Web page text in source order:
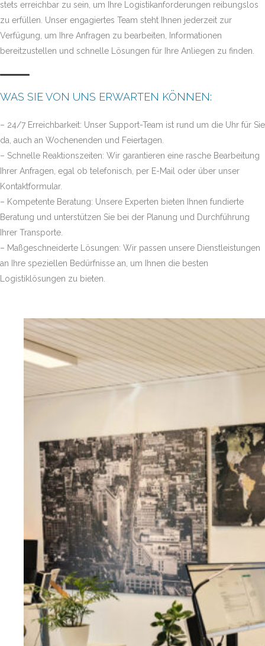
stets erreichbar zu sein, um Ihre Logistikanforderungen reibungslos
zu erfüllen. Unser engagiertes Team steht Ihnen jederzeit zur
Verfügung, um Ihre Anfragen zu bearbeiten, Informationen
bereitzustellen und schnelle Lösungen für Ihre Anliegen zu finden.
WAS SIE VON UNS ERWARTEN KÖNNEN:
– 24/7 Erreichbarkeit: Unser Support-Team ist rund um die Uhr für Sie
da, auch an Wochenenden und Feiertagen.
– Schnelle Reaktionszeiten: Wir garantieren eine rasche Bearbeitung
Ihrer Anfragen, egal ob telefonisch, per E-Mail oder über unser
Kontaktformular.
– Kompetente Beratung: Unsere Experten bieten Ihnen fundierte
Beratung und unterstützen Sie bei der Planung und Durchführung
Ihrer Transporte.
– Maßgeschneiderte Lösungen: Wir passen unsere Dienstleistungen
an Ihre speziellen Bedürfnisse an, um Ihnen die besten
Logistiklösungen zu bieten.